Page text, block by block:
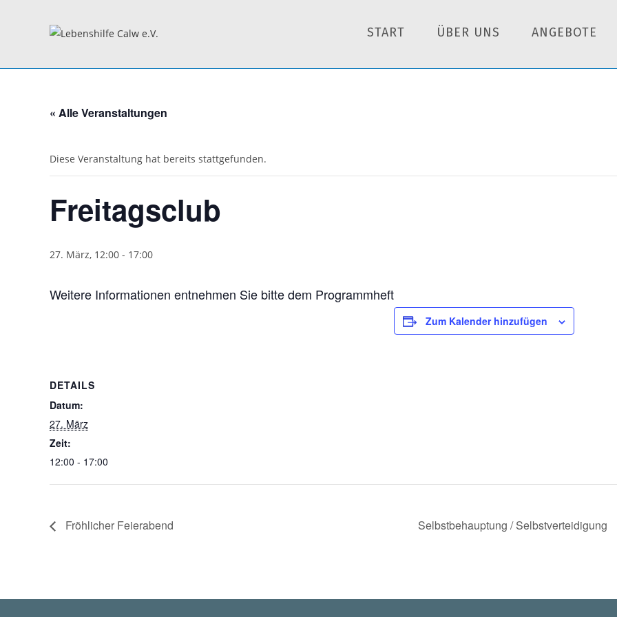
START ÜBER UNS ANGEBOTE
« Alle Veranstaltungen
Diese Veranstaltung hat bereits stattgefunden.
Freitagsclub
27. März, 12:00 - 17:00
Weitere Informationen entnehmen Sie bitte dem Programmheft
Zum Kalender hinzufügen
DETAILS
Datum:
27. März
Zeit:
12:00 - 17:00
Fröhlicher Feierabend Selbstbehauptung / Selbstverteidigung